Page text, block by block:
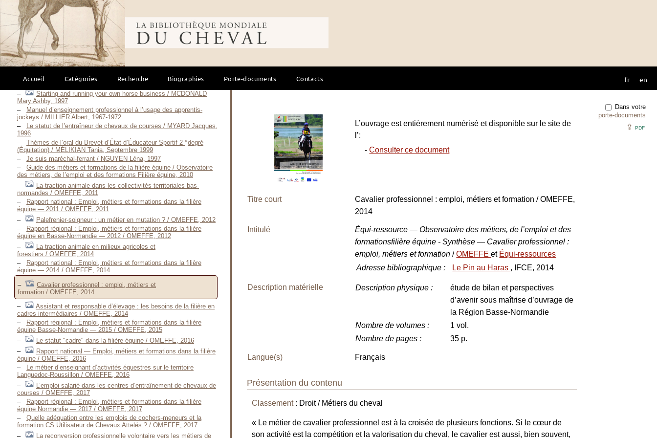
Bibliothèque mondiale du cheval
Accueil Catégories Recherche Biographies Porte-documents Contacts fr en
La relation "formation-métier" dans le secteur de l’encadrement
des activités équestres / MALHERBE Patrick, Novembre 2002
Le Maréchal-ferrant connaissance, formation et renouveau
actuel / MARIENVAL Denis, 1976
Avis des inséminateurs diplômés concernant la formation et
utilisation de la licence / MARKO Amélie, 2009
Le guide à l’installation : élevage en filière équine - Région
Centre / MARTIN Agathe, S.D.
Brevi cenni sulla necessità di perfezionare l’insegnamento della
medicina veterinaria / MASSA Corrado, 1860
Starting and running your own horse business / MCDONALD
Mary Ashby, 1997
Manuel d’enseignement professionnel à l’usage des apprentis-
jockeys / MILLIER Albert, 1967-1972
Le statut de l’entraîneur de chevaux de courses / MYARD Jacques,
1996
Thèmes de l’oral du Brevet d’État d’Éducateur Sportif 2 e degré
(Équitation) / MÉLIKIAN Tania, Septembre 1999
Je suis maréchal-ferrant / NGUYEN Léna, 1997
Guide des métiers et formations de la filière équine / Observatoire
des métiers, de l’emploi et des formations Filière équine, 2010
La traction animale dans les collectivités territoriales bas-
normandes / OMEFFE, 2011
Rapport national : Emploi, métiers et formations dans la filière
équine — 2011 / OMEFFE, 2011
Palefrenier-soigneur : un métier en mutation ? / OMEFFE, 2012
Rapport régional : Emploi, métiers et formations dans la filière
équine en Basse-Normandie — 2012 / OMEFFE, 2012
La traction animale en milieux agricoles et
forestiers / OMEFFE, 2014
Rapport national : Emploi, métiers et formations dans la filière
équine — 2014 / OMEFFE, 2014
Cavalier professionnel : emploi, métiers et
formation / OMEFFE, 2014
Assistant et responsable d’élevage : les besoins de la filière en
cadres intermédiaires / OMEFFE, 2014
Rapport régional : Emploi, métiers et formations dans la filière
équine Basse-Normandie — 2015 / OMEFFE, 2015
Le statut "cadre" dans la filière équine / OMEFFE, 2016
Rapport national — Emploi, métiers et formations dans la filière
équine / OMEFFE, 2016
Le métier d’enseignant d’activités équestres sur le territoire
Languedoc-Roussillon / OMEFFE, 2016
L’emploi salarié dans les centres d’entraînement de chevaux de
courses / OMEFFE, 2017
Rapport régional : Emploi, métiers et formations dans la filière
équine Normandie — 2017 / OMEFFE, 2017
Quelle adéquation entre les emplois de cochers-meneurs et la
formation CS Utilisateur de Chevaux Attelés ? / OMEFFE, 2017
La reconversion professionnelle volontaire vers les métiers de
Dans votre
porte-documents
⇪ PDF
L’ouvrage est entièrement numérisé et disponible sur le site de
l’:
-Consulter ce document
Titre court
Cavalier professionnel : emploi, métiers et formation / OMEFFE,
2014
Intitulé
Équi-ressource — Observatoire des métiers, de l’emploi et des
formationsfilière équine - Synthèse — Cavalier professionnel :
emploi, métiers et formation/OMEFFEet Équi-ressources
Adresse bibliographique : Le Pin au Haras , IFCE, 2014
Description matérielle Description physique :
étude de bilan et perspectives
d’avenir sous maîtrise d’ouvrage de
la Région Basse-Normandie
Nombre de volumes :
1 vol.
Nombre de pages : 35 p.
Langue(s) Français
Présentation du contenu
Classement: Droit / Métiers du cheval
« Le métier de cavalier professionnel est à la croisée de plusieurs fonctions. Si le cœur de
son activité est la compétition et la valorisation du cheval, le cavalier est aussi, bien souvent,